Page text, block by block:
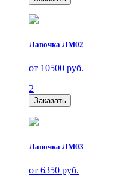
Лавочка ЛМ02
от 10500 руб.
2
Заказать
Лавочка ЛМ03
от 6350 руб.